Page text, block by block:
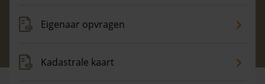
Eigenaar opvragen
Kadastrale kaart